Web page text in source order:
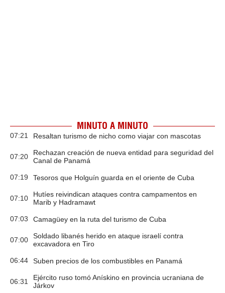
MINUTO A MINUTO
07:21 Resaltan turismo de nicho como viajar con mascotas
07:20
Rechazan creación de nueva entidad para seguridad del
Canal de Panamá
07:19 Tesoros que Holguín guarda en el oriente de Cuba
07:10
Hutíes reivindican ataques contra campamentos en
Marib y Hadramawt
07:03 Camagüey en la ruta del turismo de Cuba
07:00
Soldado libanés herido en ataque israelí contra
excavadora en Tiro
06:44 Suben precios de los combustibles en Panamá
06:31
Ejército ruso tomó Anískino en provincia ucraniana de
Járkov